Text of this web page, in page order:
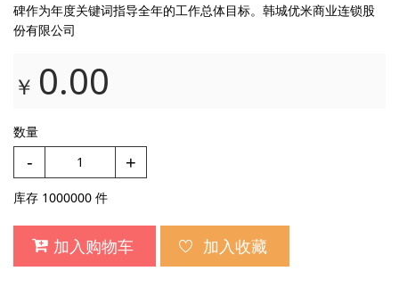
碑作为年度关键词指导全年的工作总体目标。韩城优米商业连锁股
份有限公司
￥ 0.00
数量
- +
库存 1000000 件
加入收藏
加入购物车